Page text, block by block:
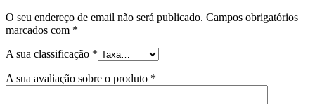
O seu endereço de email não será publicado. Campos obrigatórios
marcados com *
A sua classificação *
A sua avaliação sobre o produto *